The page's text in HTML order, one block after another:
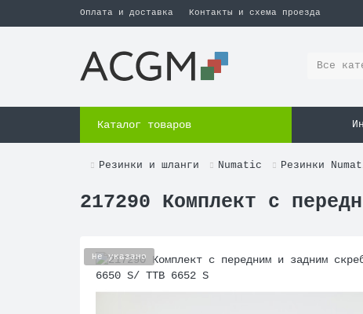
Оплата и доставка Контакты и схема проезда
Все
Каталог товаров
Резинки и шланги Numatic Резинки
217290 Комплект с
Не указано